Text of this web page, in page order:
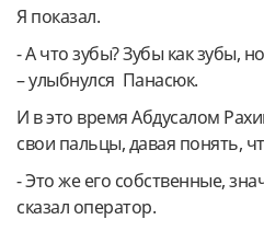
Я показал.
- А что зубы? Зубы как зубы,
– улыбнулся Панасюк.
И в это время Абдусалом
свои пальцы, давая понять,
- Это же его собственные,
сказал оператор.